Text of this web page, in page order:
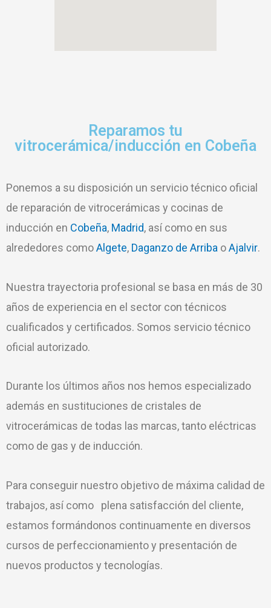
Reparamos tu
vitrocerámica/inducción en Cobeña
Ponemos a su disposición un servicio técnico oficial
de reparación de vitrocerámicas y cocinas de
inducción en Cobeña, Madrid, así como en sus
alrededores comoAlgete, Daganzo de Arriba oAjalvir.
Nuestra trayectoria profesional se basa en más de 30
años de experiencia en el sector con técnicos
cualificados y certificados. Somos servicio técnico
oficial autorizado.
Durante los últimos años nos hemos especializado
además en sustituciones de cristales de
vitrocerámicas de todas las marcas, tanto eléctricas
como de gas y de inducción.
Para conseguir nuestro objetivo de máxima calidad de
trabajos, así como plena satisfacción del cliente,
estamos formándonos continuamente en diversos
cursos de perfeccionamiento y presentación de
nuevos productos y tecnologías.